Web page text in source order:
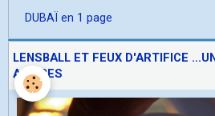
DUBAÏ en 1 page
LENSBALL ET FEUX D'ARTIFICE
ANTIBES